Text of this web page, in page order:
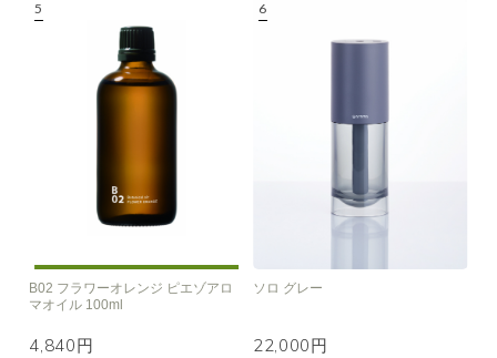
B02 フラワーオレンジ ピエゾアロ
マオイル 100ml
4,840円
ソロ グレー
22,000円